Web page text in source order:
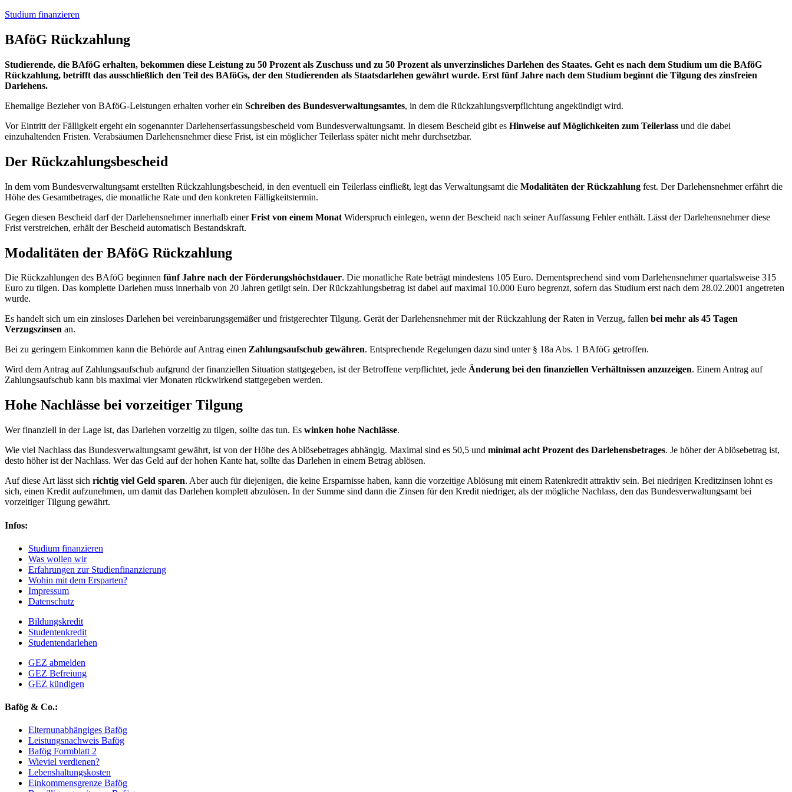
Studium finanzieren
BAföG Rückzahlung
Studierende, die BAföG erhalten, bekommen diese Leistung zu 50 Prozent als Zuschuss und zu 50 Prozent als unverzinsliches Darlehen des Staates. Geht es nach dem Studium um die BAföG
Rückzahlung, betrifft das ausschließlich den Teil des BAföGs, der den Studierenden als Staatsdarlehen gewährt wurde. Erst fünf Jahre nach dem Studium beginnt die Tilgung des zinsfreien
Darlehens.
Ehemalige Bezieher von BAföG-Leistungen erhalten vorher ein Schreiben des Bundesverwaltungsamtes, in dem die Rückzahlungsverpflichtung angekündigt wird.
Vor Eintritt der Fälligkeit ergeht ein sogenannter Darlehenserfassungsbescheid vom Bundesverwaltungsamt. In diesem Bescheid gibt es Hinweise auf Möglichkeiten zum Teilerlass und die dabei
einzuhaltenden Fristen. Verabsäumen Darlehensnehmer diese Frist, ist ein möglicher Teilerlass später nicht mehr durchsetzbar.
Der Rückzahlungsbescheid
In dem vom Bundesverwaltungsamt erstellten Rückzahlungsbescheid, in den eventuell ein Teilerlass einfließt, legt das Verwaltungsamt die Modalitäten der Rückzahlung fest. Der Darlehensnehmer erfährt die
Höhe des Gesamtbetrages, die monatliche Rate und den konkreten Fälligkeitstermin.
Gegen diesen Bescheid darf der Darlehensnehmer innerhalb einerFrist von einem Monat Widerspruch einlegen, wenn der Bescheid nach seiner Auffassung Fehler enthält. Lässt der Darlehensnehmer diese
Frist verstreichen, erhält der Bescheid automatisch Bestandskraft.
Modalitäten der BAföG Rückzahlung
Die Rückzahlungen des BAföG beginnen fünf Jahre nach der Förderungshöchstdauer. Die monatliche Rate beträgt mindestens 105 Euro. Dementsprechend sind vom Darlehensnehmer quartalsweise 315
Euro zu tilgen. Das komplette Darlehen muss innerhalb von 20 Jahren getilgt sein. Der Rückzahlungsbetrag ist dabei auf maximal 10.000 Euro begrenzt, sofern das Studium erst nach dem 28.02.2001 angetreten
wurde.
Es handelt sich um ein zinsloses Darlehen bei vereinbarungsgemäßer und fristgerechter Tilgung. Gerät der Darlehensnehmer mit der Rückzahlung der Raten in Verzug, fallen bei mehr als 45 Tagen
Verzugszinsen an.
Bei zu geringem Einkommen kann die Behörde auf Antrag einen Zahlungsaufschub gewähren. Entsprechende Regelungen dazu sind unter § 18a Abs. 1 BAföG getroffen.
Wird dem Antrag auf Zahlungsaufschub aufgrund der finanziellen Situation stattgegeben, ist der Betroffene verpflichtet, jede Änderung bei den finanziellen Verhältnissen anzuzeigen. Einem Antrag auf
Zahlungsaufschub kann bis maximal vier Monaten rückwirkend stattgegeben werden.
Hohe Nachlässe bei vorzeitiger Tilgung
Wer finanziell in der Lage ist, das Darlehen vorzeitig zu tilgen, sollte das tun. Es winken hohe Nachlässe.
Wie viel Nachlass das Bundesverwaltungsamt gewährt, ist von der Höhe des Ablösebetrages abhängig. Maximal sind es 50,5 und minimal acht Prozent des Darlehensbetrages. Je höher der Ablösebetrag ist,
desto höher ist der Nachlass. Wer das Geld auf der hohen Kante hat, sollte das Darlehen in einem Betrag ablösen.
Auf diese Art lässt sich richtig viel Geld sparen. Aber auch für diejenigen, die keine Ersparnisse haben, kann die vorzeitige Ablösung mit einem Ratenkredit attraktiv sein. Bei niedrigen Kreditzinsen lohnt es
sich, einen Kredit aufzunehmen, um damit das Darlehen komplett abzulösen. In der Summe sind dann die Zinsen für den Kredit niedriger, als der mögliche Nachlass, den das Bundesverwaltungsamt bei
vorzeitiger Tilgung gewährt.
Infos:
Studium finanzieren
Was wollen wir
Erfahrungen zur Studienfinanzierung
Wohin mit dem Ersparten?
Impressum
Datenschutz
Bildungskredit
Studentenkredit
Studentendarlehen
GEZ abmelden
GEZ Befreiung
GEZ kündigen
Bafög & Co.:
Elternunabhängiges Bafög
Leistungsnachweis Bafög
Bafög Formblatt 2
Wieviel verdienen?
Lebenshaltungskosten
Einkommensgrenze Bafög